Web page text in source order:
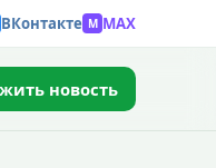
ВКонтакте M MAX
новость